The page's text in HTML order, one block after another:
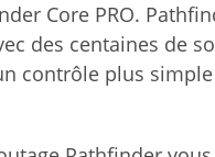
Core PRO.
des centaines de
contrôle plus